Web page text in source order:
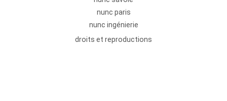
nunc paris
nunc ingénierie
droits et reproductions